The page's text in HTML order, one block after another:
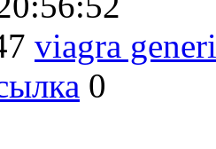
viagra
0